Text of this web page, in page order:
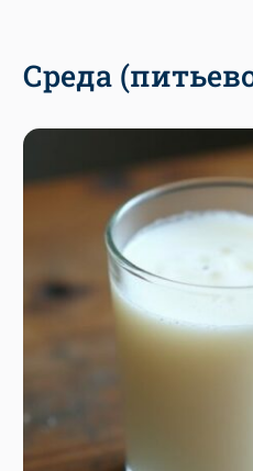
Среда